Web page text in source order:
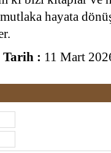
hayata
Tarih : 11 Mart